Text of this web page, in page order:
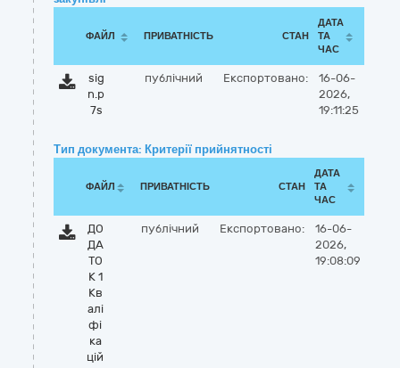
ФАЙЛ ПРИВАТНІСТЬ СТАН
ДАТА
ТА
ЧАС
sig
n.p
7s
публічний Експортовано:
16-06-
2026,
19:11:25
Тип документа: Критерії прийнятності
ФАЙЛ ПРИВАТНІСТЬ СТАН
ДАТА
ТА
ЧАС
ДО
ДА
ТО
К 1
Кв
алі
фі
ка
цій
публічний Експортовано:
16-06-
2026,
19:08:09